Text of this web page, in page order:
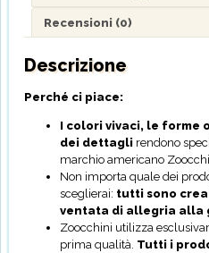
quantità
Recensioni (0)
Descrizione
Perché ci piace:
I colori vivaci, le forme
dei dettagli rendono
marchio americano
Non importa quale dei
sceglierai: tutti sono
ventata di allegria alla
Zoocchini utilizza
prima qualità. Tutti i